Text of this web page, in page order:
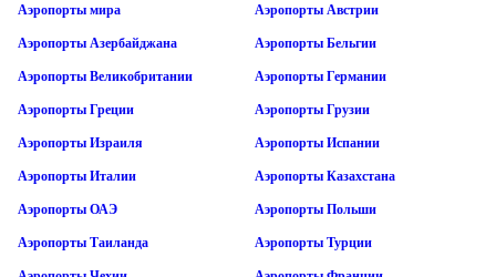
Аэропорты мира Аэропорты Австрии
Аэропорты Азербайджана Аэропорты Бельгии
Аэропорты Великобритании Аэропорты Германии
Аэропорты Греции Аэропорты Грузии
Аэропорты Израиля Аэропорты Испании
Аэропорты Италии Аэропорты Казахстана
Аэропорты ОАЭ Аэропорты Польши
Аэропорты Таиланда Аэропорты Турции